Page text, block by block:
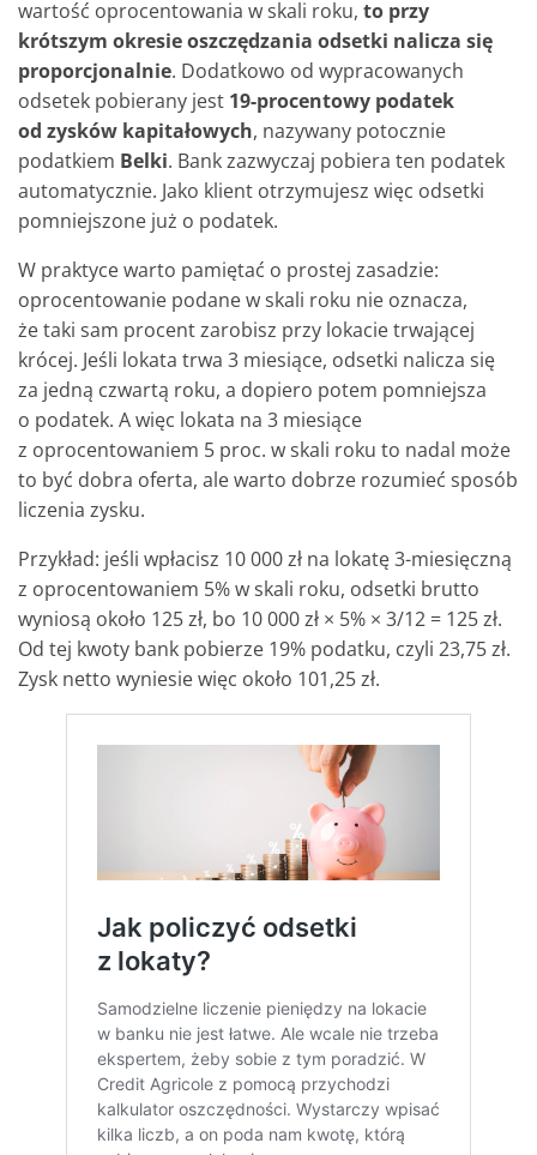
wartość oprocentowania w skali roku, to przy
krótszym okresie oszczędzania odsetki nalicza się
proporcjonalnie. Dodatkowo od wypracowanych
odsetek pobierany jest 19-procentowy podatek
od zysków kapitałowych, nazywany potocznie
podatkiem Belki. Bank zazwyczaj pobiera ten podatek
automatycznie. Jako klient otrzymujesz więc odsetki
pomniejszone już o podatek.
W praktyce warto pamiętać o prostej zasadzie:
oprocentowanie podane w skali roku nie oznacza,
że taki sam procent zarobisz przy lokacie trwającej
krócej. Jeśli lokata trwa 3 miesiące, odsetki nalicza się
za jedną czwartą roku, a dopiero potem pomniejsza
o podatek. A więc lokata na 3 miesiące
z oprocentowaniem 5 proc. w skali roku to nadal może
to być dobra oferta, ale warto dobrze rozumieć sposób
liczenia zysku.
Przykład: jeśli wpłacisz 10 000 zł na lokatę 3-miesięczną
z oprocentowaniem 5% w skali roku, odsetki brutto
wyniosą około 125 zł, bo 10 000 zł × 5% × 3/12 = 125 zł.
Od tej kwoty bank pobierze 19% podatku, czyli 23,75 zł.
Zysk netto wyniesie więc około 101,25 zł.